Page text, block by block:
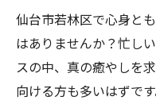
仙台市若林区で心身と
はありませんか？忙し
スの中、真の癒やしを
向ける方も多いはずで